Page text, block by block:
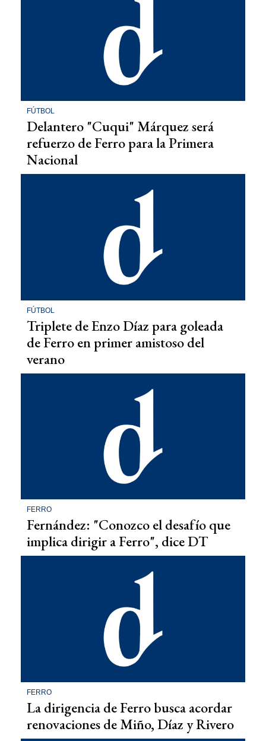
FÚTBOL
Delantero "Cuqui" Márquez será
refuerzo de Ferro para la Primera
Nacional
FÚTBOL
Triplete de Enzo Díaz para goleada
de Ferro en primer amistoso del
verano
FERRO
Fernández: "Conozco el desafío que
implica dirigir a Ferro", dice DT
FERRO
La dirigencia de Ferro busca acordar
renovaciones de Miño, Díaz y Rivero